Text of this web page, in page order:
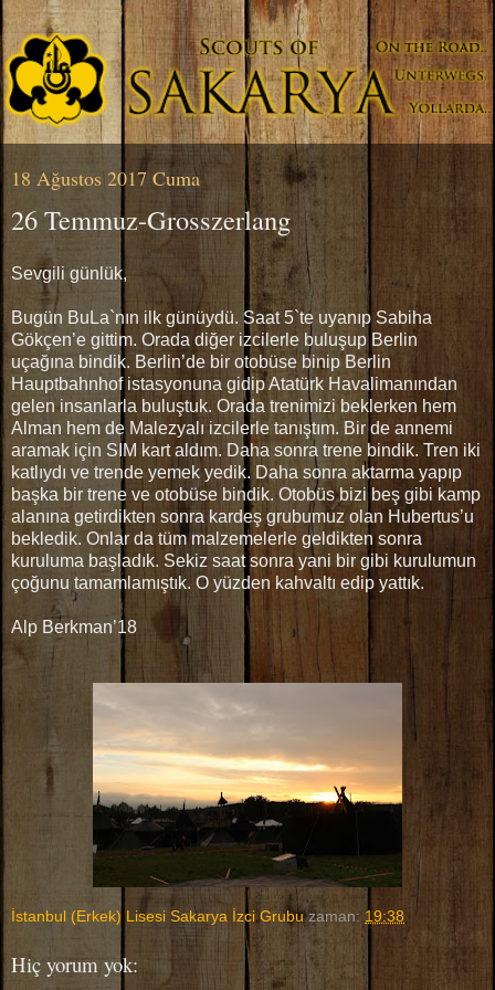
18 Ağustos 2017 Cuma
26 Temmuz-Grosszerlang
Sevgili günlük,
Bugün BuLa`nın ilk günüydü. Saat 5`te uyanıp Sabiha
Gökçen’e gittim. Orada diğer izcilerle buluşup Berlin
uçağına bindik. Berlin’de bir otobüse binip Berlin
Hauptbahnhof istasyonuna gidip Atatürk Havalimanından
gelen insanlarla buluştuk. Orada trenimizi beklerken hem
Alman hem de Malezyalı izcilerle tanıştım. Bir de annemi
aramak için SIM kart aldım. Daha sonra trene bindik. Tren iki
katlıydı ve trende yemek yedik. Daha sonra aktarma yapıp
başka bir trene ve otobüse bindik. Otobüs bizi beş gibi kamp
alanına getirdikten sonra kardeş grubumuz olan Hubertus’u
bekledik. Onlar da tüm malzemelerle geldikten sonra
kuruluma başladık. Sekiz saat sonra yani bir gibi kurulumun
çoğunu tamamlamıştık. O yüzden kahvaltı edip yattık.
Alp Berkman’18
İstanbul (Erkek) Lisesi Sakarya İzci Grubu zaman: 19:38
Hiç yorum yok: